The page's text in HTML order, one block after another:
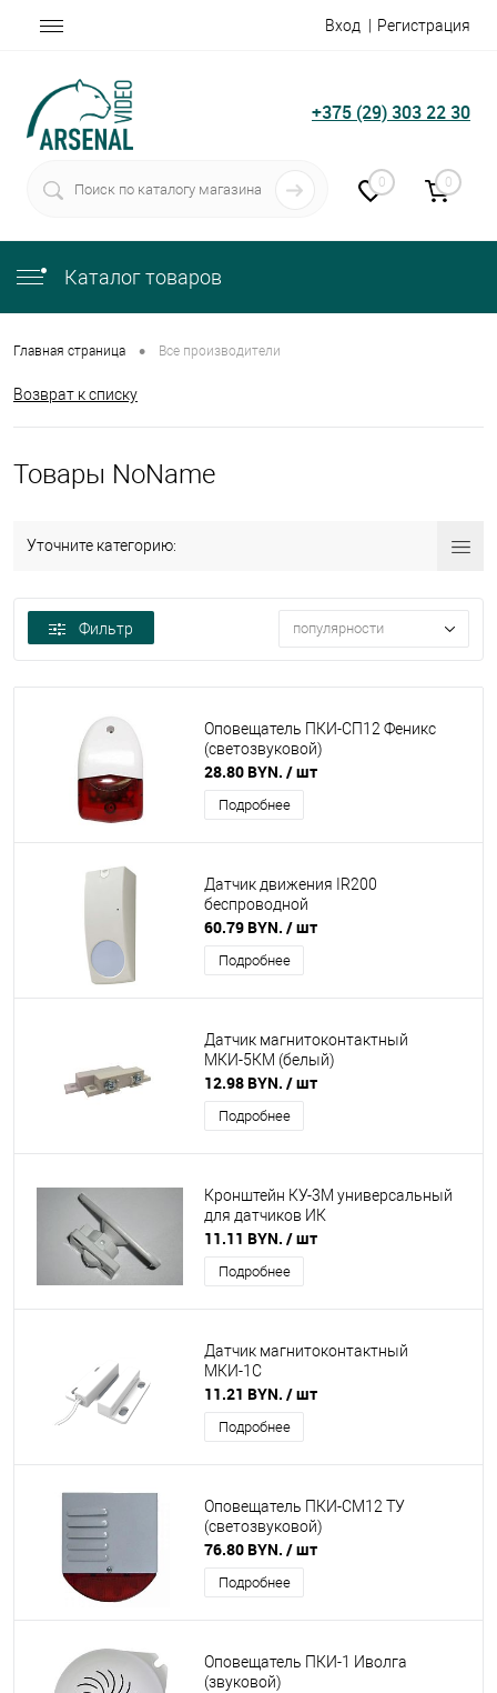
Вход Регистрация
+375 (29) 303 22 30
0 0
Каталог товаров
Главная страница • Все производители
Возврат к списку
Товары NoName
Уточните категорию:
Фильтр популярности
Оповещатель ПКИ-СП12 Феникс
(светозвуковой)
28.80 BYN. / шт
Подробнее
Датчик движения IR200
беспроводной
60.79 BYN. / шт
Подробнее
Датчик магнитоконтактный
МКИ-5КМ (белый)
12.98 BYN. / шт
Подробнее
Кронштейн КУ-3М универсальный
для датчиков ИК
11.11 BYN. / шт
Подробнее
Датчик магнитоконтактный
МКИ-1С
11.21 BYN. / шт
Подробнее
Оповещатель ПКИ-СМ12 ТУ
(светозвуковой)
76.80 BYN. / шт
Подробнее
Оповещатель ПКИ-1 Иволга
(звуковой)